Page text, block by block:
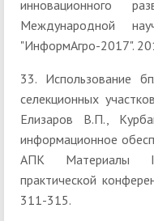
инновационного
Международной
"ИнформАгро-2017".
33. Использование
селекционных
Елизаров В.П.,
информационное
АПК Материалы
практической
311-315.